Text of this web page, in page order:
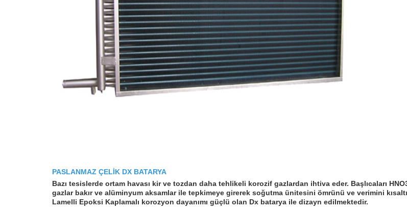
PASLANMAZ ÇELİK DX BATARYA
Bazı tesislerde ortam havası kir ve tozdan daha tehlikeli korozif gazlardan ihtiva eder. Başlıcaları
gazlar bakır ve alüminyum aksamlar ile tepkimeye girerek soğutma ünitesini ömrünü ve verimini
Lamelli Epoksi Kaplamalı korozyon dayanımı güçlü olan Dx batarya ile dizayn edilmektedir.